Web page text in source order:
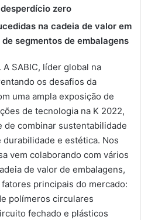
zero
na cadeia de valor em
segmentos de embalagens
A SABIC, líder global na
os desafios da
uma ampla exposição de
de tecnologia na K 2022,
de combinar sustentabilidade
e estética. Nos
vem colaborando com vários
de valor de embalagens,
principais do mercado:
polímeros circulares
fechado e plásticos